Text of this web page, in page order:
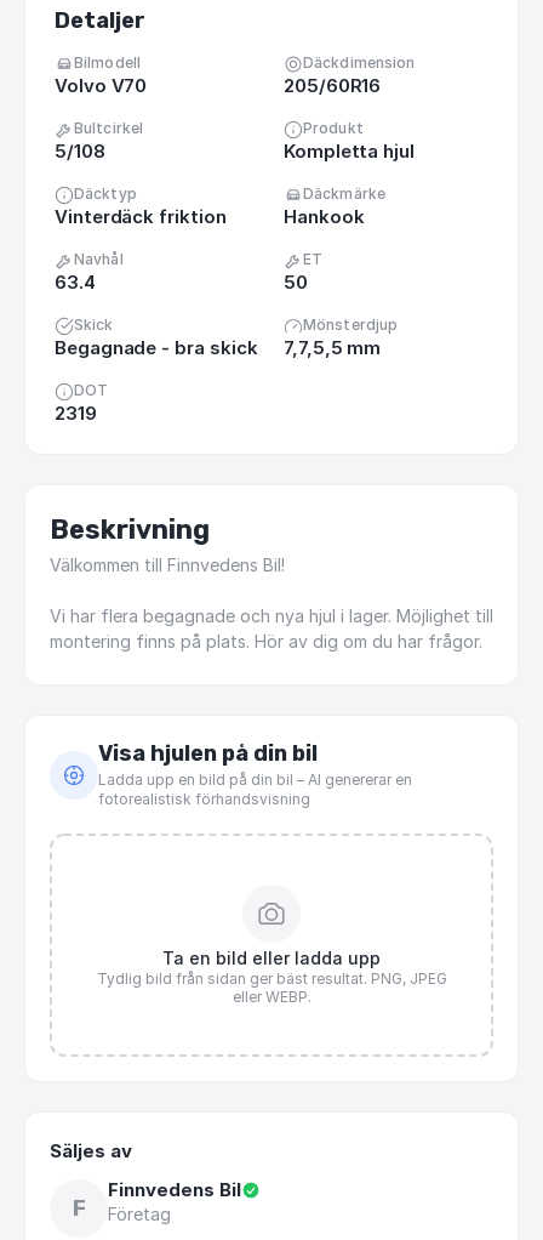
Detaljer
Bilmodell
Volvo V70
Däckdimension
205/60R16
Bultcirkel
5/108
Produkt
Kompletta hjul
Däcktyp
Vinterdäck friktion
Däckmärke
Hankook
Navhål
63.4
ET
50
Skick
Begagnade - bra skick
Mönsterdjup
7,7,5,5 mm
DOT
2319
Beskrivning
Välkommen till Finnvedens Bil!
Vi har flera begagnade och nya hjul i lager. Möjlighet till
montering finns på plats. Hör av dig om du har frågor.
Visa hjulen på din bil
Ladda upp en bild på din bil – AI genererar en
fotorealistisk förhandsvisning
Ta en bild eller ladda upp
Tydlig bild från sidan ger bäst resultat. PNG, JPEG
eller WEBP.
Säljes av
F
Finnvedens Bil
Företag